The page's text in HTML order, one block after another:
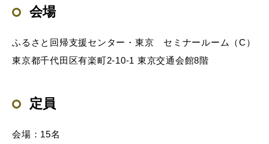
会場
ふるさと回帰支援センター・東京 セミナールーム（C）
東京都千代田区有楽町2-10-1 東京交通会館8階
定員
会場：15名